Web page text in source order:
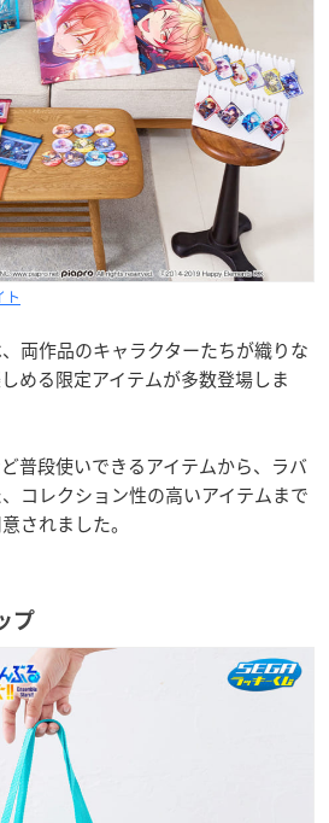
ト
両作品のキャラクターたちが織りな
める限定アイテムが多数登場しま
普段使いできるアイテムから、ラバ
コレクション性の高いアイテムまで
されました。
プ